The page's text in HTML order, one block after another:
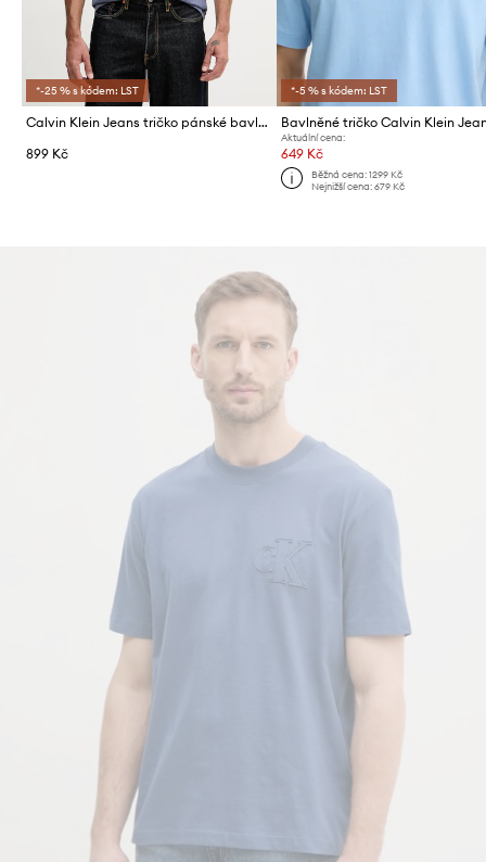
*-25 % s kódem: LST
Calvin Klein Jeans tričko pánské bavlněné
899 Kč
*-5 % s kódem: LST
Bavlněné tričko Calvin Klein
Aktuální cena:
649 Kč
Běžná cena: 1299 Kč
Nejnižší cena: 679 Kč